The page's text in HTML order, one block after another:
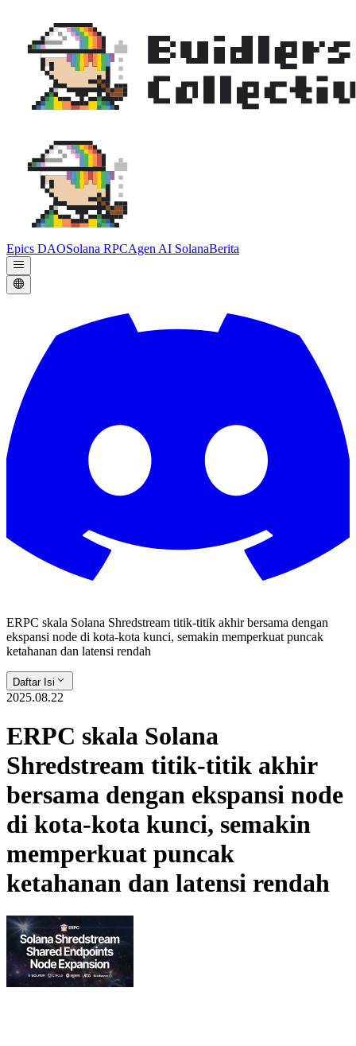
Epics DAOSolana RPCAgen AI SolanaBerita
ERPC skala Solana Shredstream titik-titik akhir bersama dengan
ekspansi node di kota-kota kunci, semakin memperkuat puncak
ketahanan dan latensi rendah
Daftar Isi
2025.08.22
ERPC skala Solana
Shredstream titik-titik akhir
bersama dengan ekspansi node
di kota-kota kunci, semakin
memperkuat puncak
ketahanan dan latensi rendah